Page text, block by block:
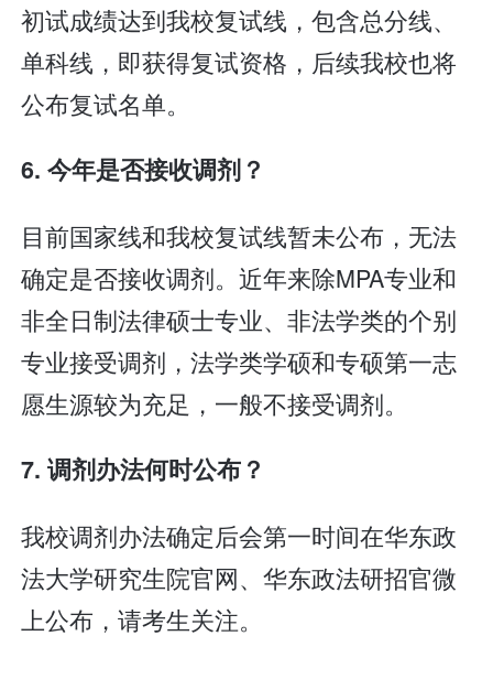
初试成绩达到我校复试线，包含总分线、
单科线，即获得复试资格，后续我校也将
公布复试名单。
6. 今年是否接收调剂？
目前国家线和我校复试线暂未公布，无法
确定是否接收调剂。近年来除MPA专业和
非全日制法律硕士专业、非法学类的个别
专业接受调剂，法学类学硕和专硕第一志
愿生源较为充足，一般不接受调剂。
7. 调剂办法何时公布？
我校调剂办法确定后会第一时间在华东政
法大学研究生院官网、华东政法研招官微
上公布，请考生关注。